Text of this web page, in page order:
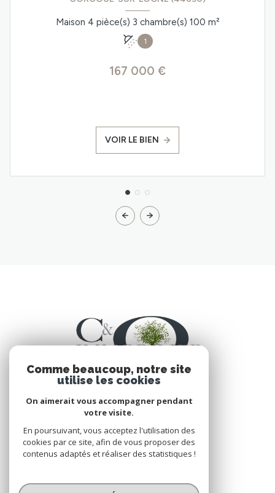
Maison 4 pièce(s) 3 chambre(s) 100 m²
1
167 000 €
VOIR LE BIEN
VOTRE ESPACE
Espace propriétaire
Comme beaucoup, notre site
utilise les cookies
On aimerait vous accompagner pendant
votre visite.
En poursuivant, vous acceptez l'utilisation des
cookies par ce site, afin de vous proposer des
contenus adaptés et réaliser des statistiques !